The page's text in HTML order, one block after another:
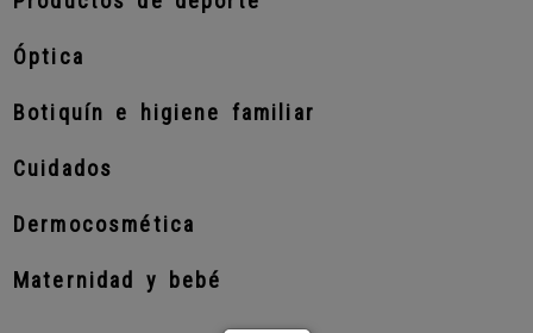
Óptica
Botiquín e higiene familiar
Cuidados
Dermocosmética
Maternidad y bebé